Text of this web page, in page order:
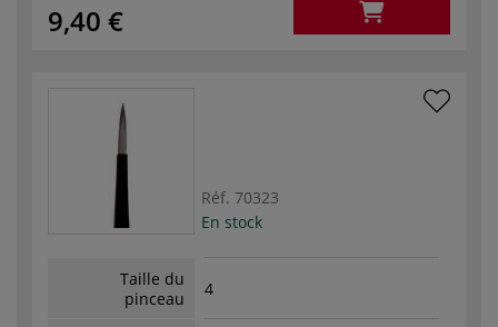
9,40 €
Réf. 70323
En stock
Taille du
pinceau
4